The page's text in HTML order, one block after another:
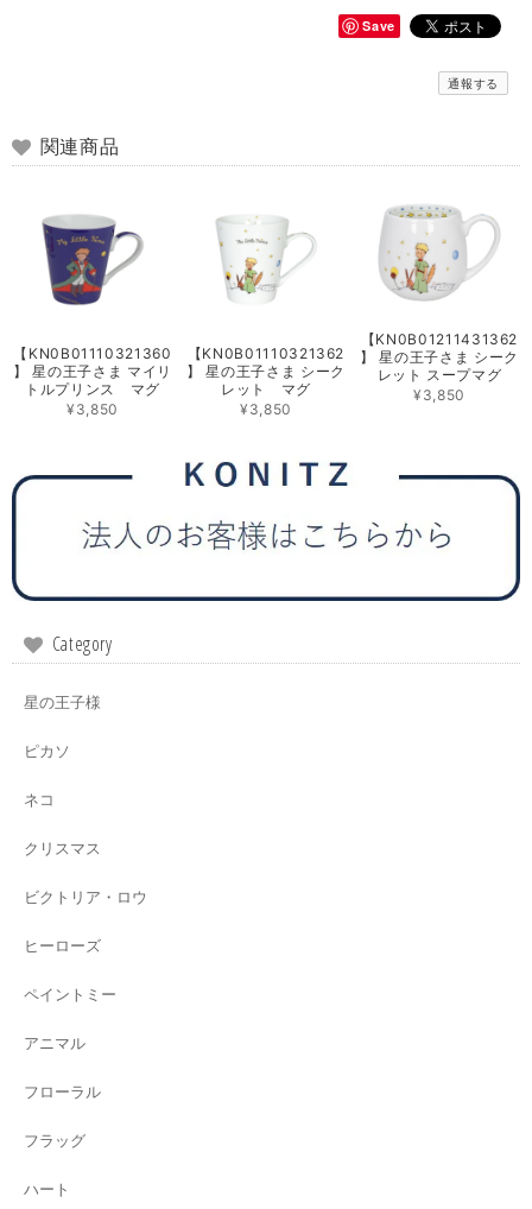
Save
通報する
関連商品
【KN0B01110321360
】 星の王子さま マイリ
トルプリンス マグ
¥3,850
【KN0B01110321362
】 星の王子さま シーク
レット マグ
¥3,850
【KN0B01211431362
】 星の王子さま シーク
レット スープマグ
¥3,850
Category
星の王子様
ピカソ
ネコ
クリスマス
ビクトリア・ロウ
ヒーローズ
ペイントミー
アニマル
フローラル
フラッグ
ハート